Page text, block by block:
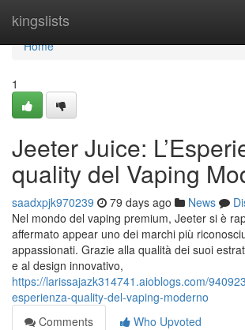
kingslists
Home
Home
1
Jeeter Juice:
quality del Vaping
saadxpjk970239 79 days ago News
Nel mondo del vaping premium, Jeeter si è
affermato appear uno dei marchi più
appassionati. Grazie alla qualità dei suoi
e al design innovativo,
https://larissajazk314741.aioblogs.com/
esperienza-quality-del-vaping-moderno
Comments
Who Upvoted